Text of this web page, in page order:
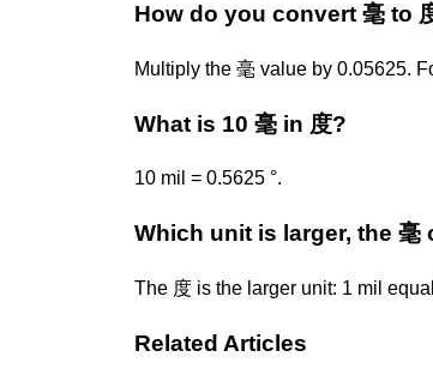
How do you convert 毫 to
Multiply the 毫 value by 0.05625.
What is 10 毫 in 度?
10 mil = 0.5625 °.
Which unit is larger, the 毫
The 度 is the larger unit: 1 mil
Related Articles